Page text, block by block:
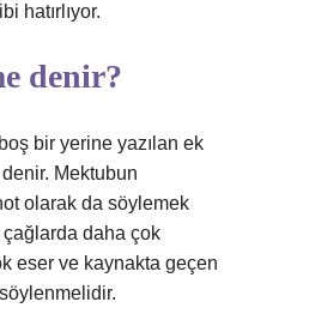
hatırlıyor.
denir?
bir yerine yazılan ek
Mektubun
olarak da söylemek
daha çok
eser ve kaynakta geçen